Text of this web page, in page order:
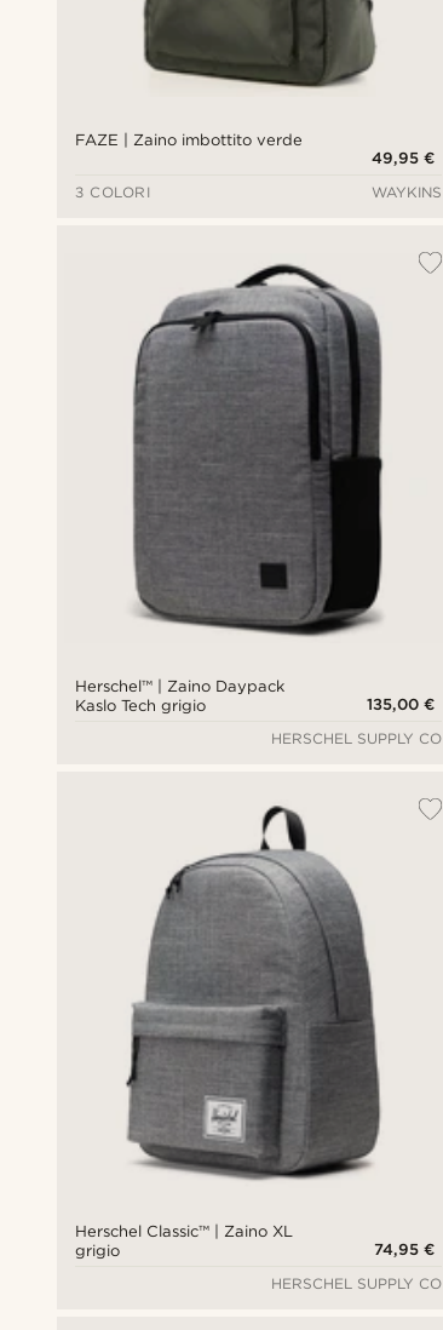
FAZE | Zaino imbottito verde
49,95 €
3 COLORI
WAYKINS
Herschel™ | Zaino Daypack
Kaslo Tech grigio
135,00 €
HERSCHEL SUPPLY CO
Herschel Classic™ | Zaino XL
grigio
74,95 €
HERSCHEL SUPPLY CO